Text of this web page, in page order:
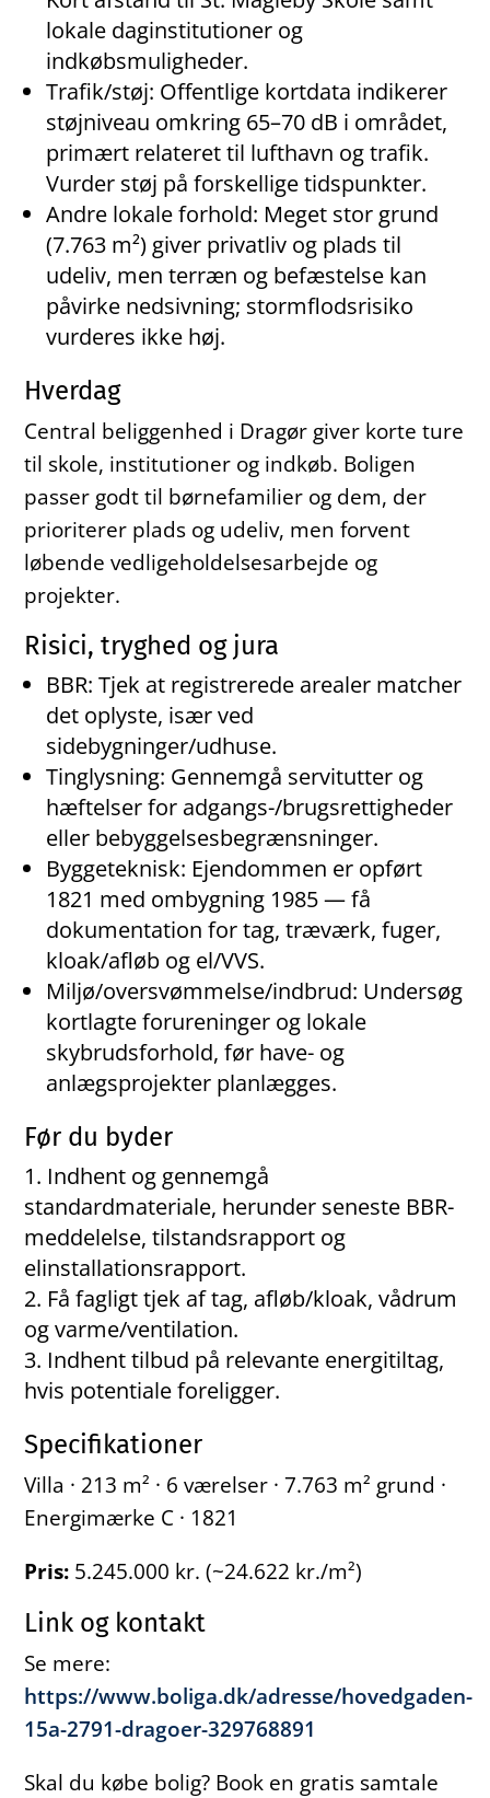
lokale daginstitutioner og
indkøbsmuligheder.
Trafik/støj: Offentlige kortdata indikerer
støjniveau omkring 65–70 dB i området,
primært relateret til lufthavn og trafik.
Vurder støj på forskellige tidspunkter.
Andre lokale forhold: Meget stor grund
(7.763 m²) giver privatliv og plads til
udeliv, men terræn og befæstelse kan
påvirke nedsivning; stormflodsrisiko
vurderes ikke høj.
Hverdag
Central beliggenhed i Dragør giver korte ture
til skole, institutioner og indkøb. Boligen
passer godt til børnefamilier og dem, der
prioriterer plads og udeliv, men forvent
løbende vedligeholdelsesarbejde og
projekter.
Risici, tryghed og jura
BBR: Tjek at registrerede arealer matcher
det oplyste, især ved
sidebygninger/udhuse.
Tinglysning: Gennemgå servitutter og
hæftelser for adgangs-/brugsrettigheder
eller bebyggelsesbegrænsninger.
Byggeteknisk: Ejendommen er opført
1821 med ombygning 1985 — få
dokumentation for tag, træværk, fuger,
kloak/afløb og el/VVS.
Miljø/oversvømmelse/indbrud: Undersøg
kortlagte forureninger og lokale
skybrudsforhold, før have- og
anlægsprojekter planlægges.
Før du byder
Indhent og gennemgå
standardmateriale, herunder seneste BBR-
meddelelse, tilstandsrapport og
elinstallationsrapport.
Få fagligt tjek af tag, afløb/kloak, vådrum
og varme/ventilation.
Indhent tilbud på relevante energitiltag,
hvis potentiale foreligger.
Specifikationer
Villa · 213 m² · 6 værelser · 7.763 m² grund ·
Energimærke C · 1821
Pris: 5.245.000 kr. (~24.622 kr./m²)
Link og kontakt
Se mere:
https://www.boliga.dk/adresse/hovedgaden-
15a-2791-dragoer-329768891
Skal du købe bolig? Book en gratis samtale